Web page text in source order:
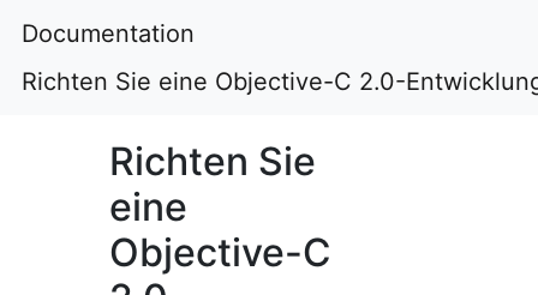
Documentation
Richten Sie eine Objective-C 2.0-
Richten Sie
eine
Objective-C